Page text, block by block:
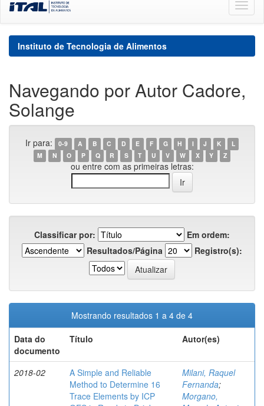
navigation
Instituto de Tecnologia de Alimentos
Navegando por Autor Cadore,
Solange
Ir para: 0-9 A B C D E F G H I J K
L
M
N O P Q R S T U V W X Y Z
ou entre com as primeiras letras:
Classificar por:
Em ordem:
Resultados/Página
Registro(s):
Mostrando resultados 1 a 4 de 4
Data do
documento
Título Autor(es)
2018-02
A Simple and Reliable
Method to Determine 16
Trace Elements by ICP
Milani, Raquel
Fernanda;
Morgano,